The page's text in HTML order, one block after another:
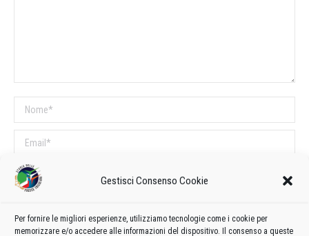
Gestisci Consenso Cookie
Per fornire le migliori esperienze, utilizziamo tecnologie come i cookie per
memorizzare e/o accedere alle informazioni del dispositivo. Il consenso a queste
Nome *
Email *
Sito web
COMMENTI SUL POST